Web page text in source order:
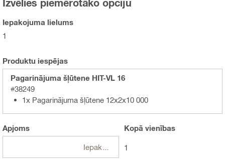
Izvēlies piemērotāko opciju
Iepakojuma lielums
1
Produktu iespējas
Pagarinājuma šļūtene HIT-VL 16
#38249
1x Pagarinājuma šļūtene 12x2x10 000
Apjoms Kopā vienības
1